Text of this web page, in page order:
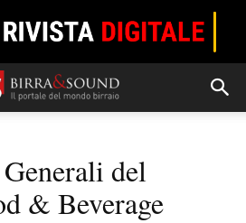
del
& Beverage